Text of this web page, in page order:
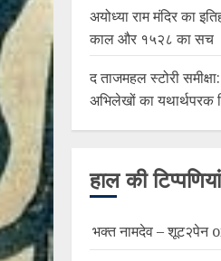
अयोध्या राम मंदिर का
काल और १५२८ का सच
द ताजमहल स्टोरी
अभिलेखों का यथार्थपरक
हाल की टिप्पणियां
भक्त नामदेव – शूट२पेन